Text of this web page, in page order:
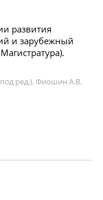
развития
и зарубежный
ред.), Фиошин А.В.